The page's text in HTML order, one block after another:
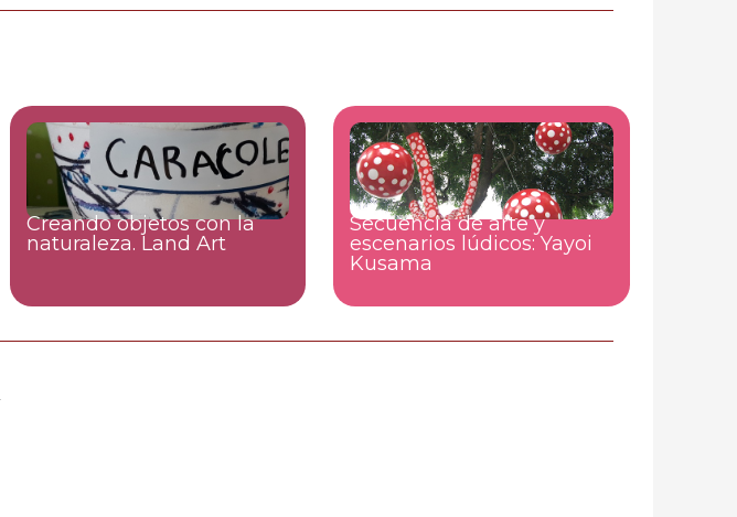
Creando objetos con la
naturaleza. Land Art
Secuencia de arte y
escenarios lúdicos: Yayoi
Kusama
.